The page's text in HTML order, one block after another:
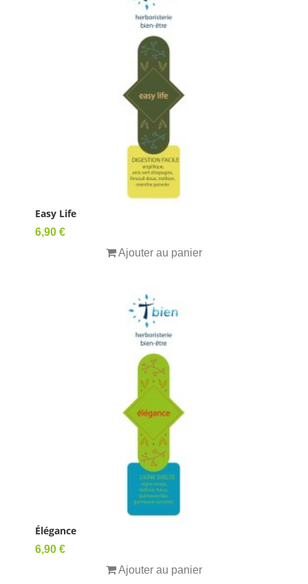
Easy Life
Prix
6,90 €
Ajouter au panier
Élégance
Prix
6,90 €
Ajouter au panier